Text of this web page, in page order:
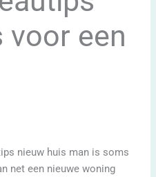
voor een
nieuw huis man is soms
net een nieuwe woning